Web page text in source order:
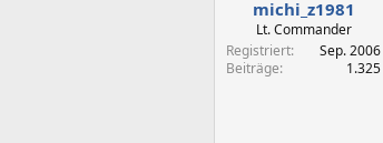
michi_z1981
Lt. Commander
Registriert
Sep. 2006
Beiträge
1.325